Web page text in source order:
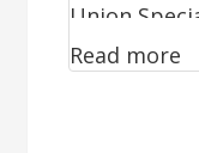
Union
Big Bag und
Read more